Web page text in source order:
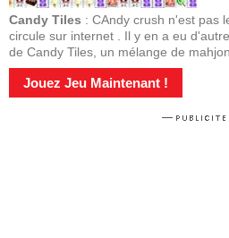
Candy Tiles : CAndy crush n'est pas
circule sur internet . Il y en a eu
de Candy Tiles, un mélange de
Jouez Jeu Maintenant !